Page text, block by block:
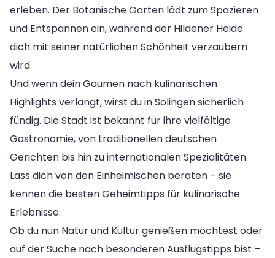
erleben. Der Botanische Garten lädt zum Spazieren
und Entspannen ein, während der Hildener Heide
dich mit seiner natürlichen Schönheit verzaubern
wird.
Und wenn dein Gaumen nach kulinarischen
Highlights verlangt, wirst du in Solingen sicherlich
fündig. Die Stadt ist bekannt für ihre vielfältige
Gastronomie, von traditionellen deutschen
Gerichten bis hin zu internationalen Spezialitäten.
Lass dich von den Einheimischen beraten – sie
kennen die besten Geheimtipps für kulinarische
Erlebnisse.
Ob du nun Natur und Kultur genießen möchtest oder
auf der Suche nach besonderen Ausflugstipps bist –